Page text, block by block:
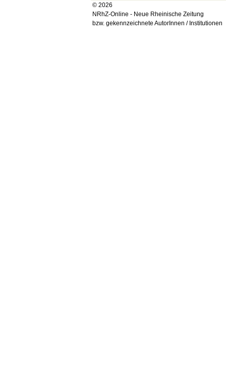
© 2026
NRhZ-Online - Neue Rheinische Zeitung
bzw. gekennzeichnete AutorInnen / Institutionen